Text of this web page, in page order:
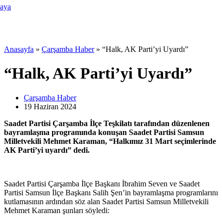
Anasayfa » Çarşamba Haber » “Halk, AK Parti’yi Uyardı”
“Halk, AK Parti’yi Uyardı”
Çarşamba Haber
19 Haziran 2024
Saadet Partisi Çarşamba İlçe Teşkilatı tarafından düzenlenen
bayramlaşma programında konuşan Saadet Partisi Samsun
Milletvekili Mehmet Karaman, “Halkımız 31 Mart seçimlerinde
AK Parti’yi uyardı” dedi.
Saadet Partisi Çarşamba İlçe Başkanı İbrahim Seven ve Saadet
Partisi Samsun İlçe Başkanı Salih Şen’in bayramlaşma programlarını
kutlamasının ardından söz alan Saadet Partisi Samsun Milletvekili
Mehmet Karaman şunları söyledi: